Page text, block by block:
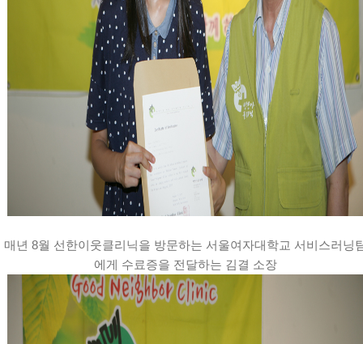
매년 8월 선한이웃클리닉을 방문하는 서울여자대학교 서비스러닝
에게 수료증을 전달하는 김결 소장